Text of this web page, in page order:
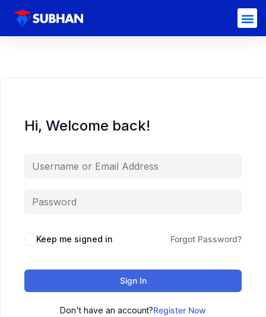
Hi, Welcome back!
Keep me signed in Forgot Password?
Sign In
Don't have an account?Register Now